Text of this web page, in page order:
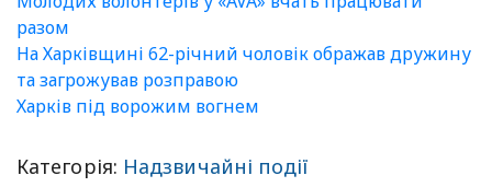
разом
На Харківщині 62-річний чоловік ображав дружину
та загрожував розправою
Харків під ворожим вогнем
Категорія: Надзвичайні події